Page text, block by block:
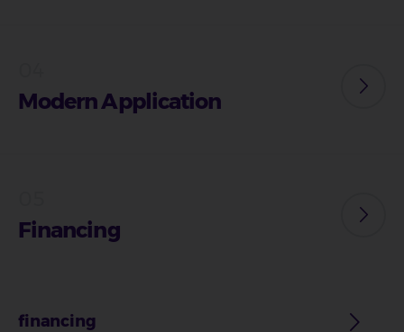
Modern Application
Financing
financing